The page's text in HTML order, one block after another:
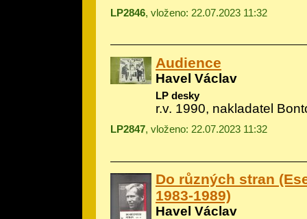
LP2846, vloženo: 22.07.2023 11:32
Audience
Havel Václav
LP desky
r.v. 1990, nakladatel
LP2847, vloženo: 22.07.2023 11:32
Do různých stran
1983-1989)
Havel Václav